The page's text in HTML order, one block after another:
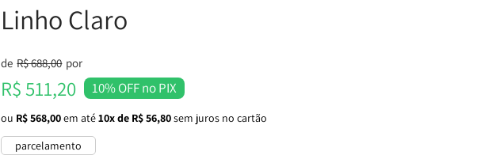
Linho Claro
Preço normal
de R$ 688,00 por
Preço promocional
R$ 511,20 10% OFF no PIX
ou R$ 568,00em até10x de R$ 56,80sem juros no cartão
parcelamento